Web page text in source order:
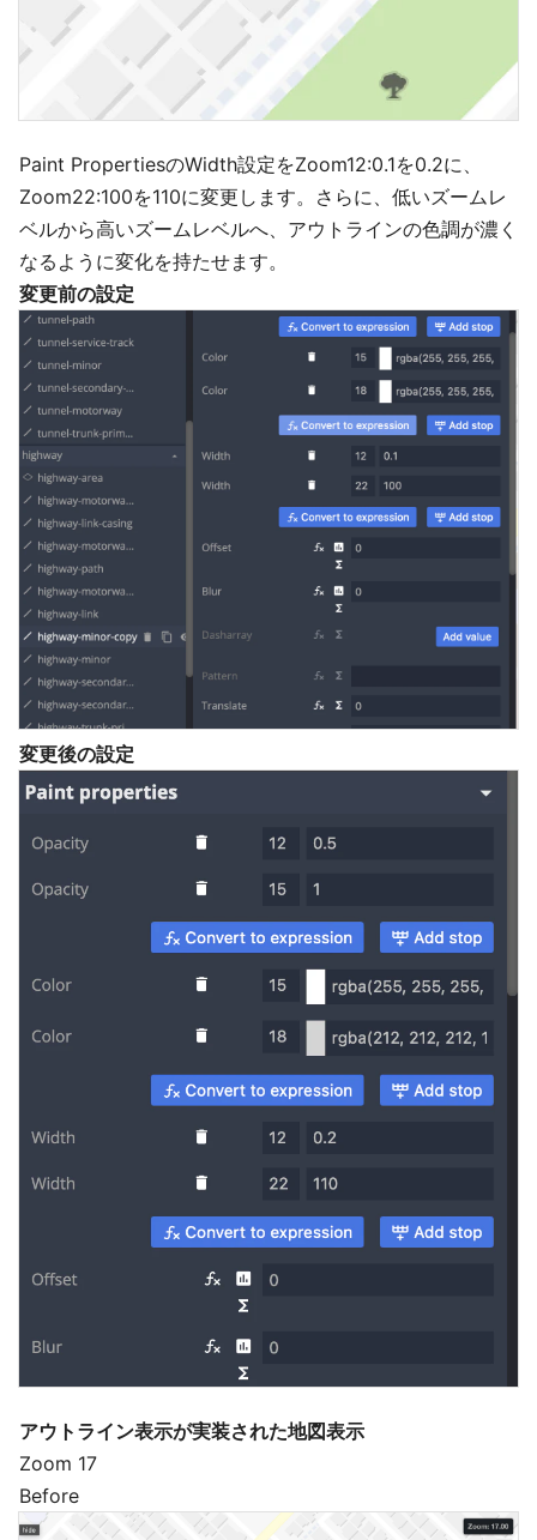
Paint PropertiesのWidth設定をZoom12:0.1を0.2に、
Zoom22:100を110に変更します。さらに、低いズームレ
ベルから高いズームレベルへ、アウトラインの色調が濃く
なるように変化を持たせます。
変更前の設定
変更後の設定
アウトライン表示が実装された地図表示
Zoom 17
Before